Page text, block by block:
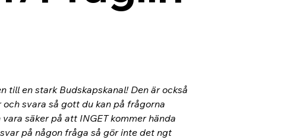
till en stark Budskapskanal! Den är också
svara så gott du kan på frågorna
säker på att INGET kommer hända
på någon fråga så gör inte det ngt